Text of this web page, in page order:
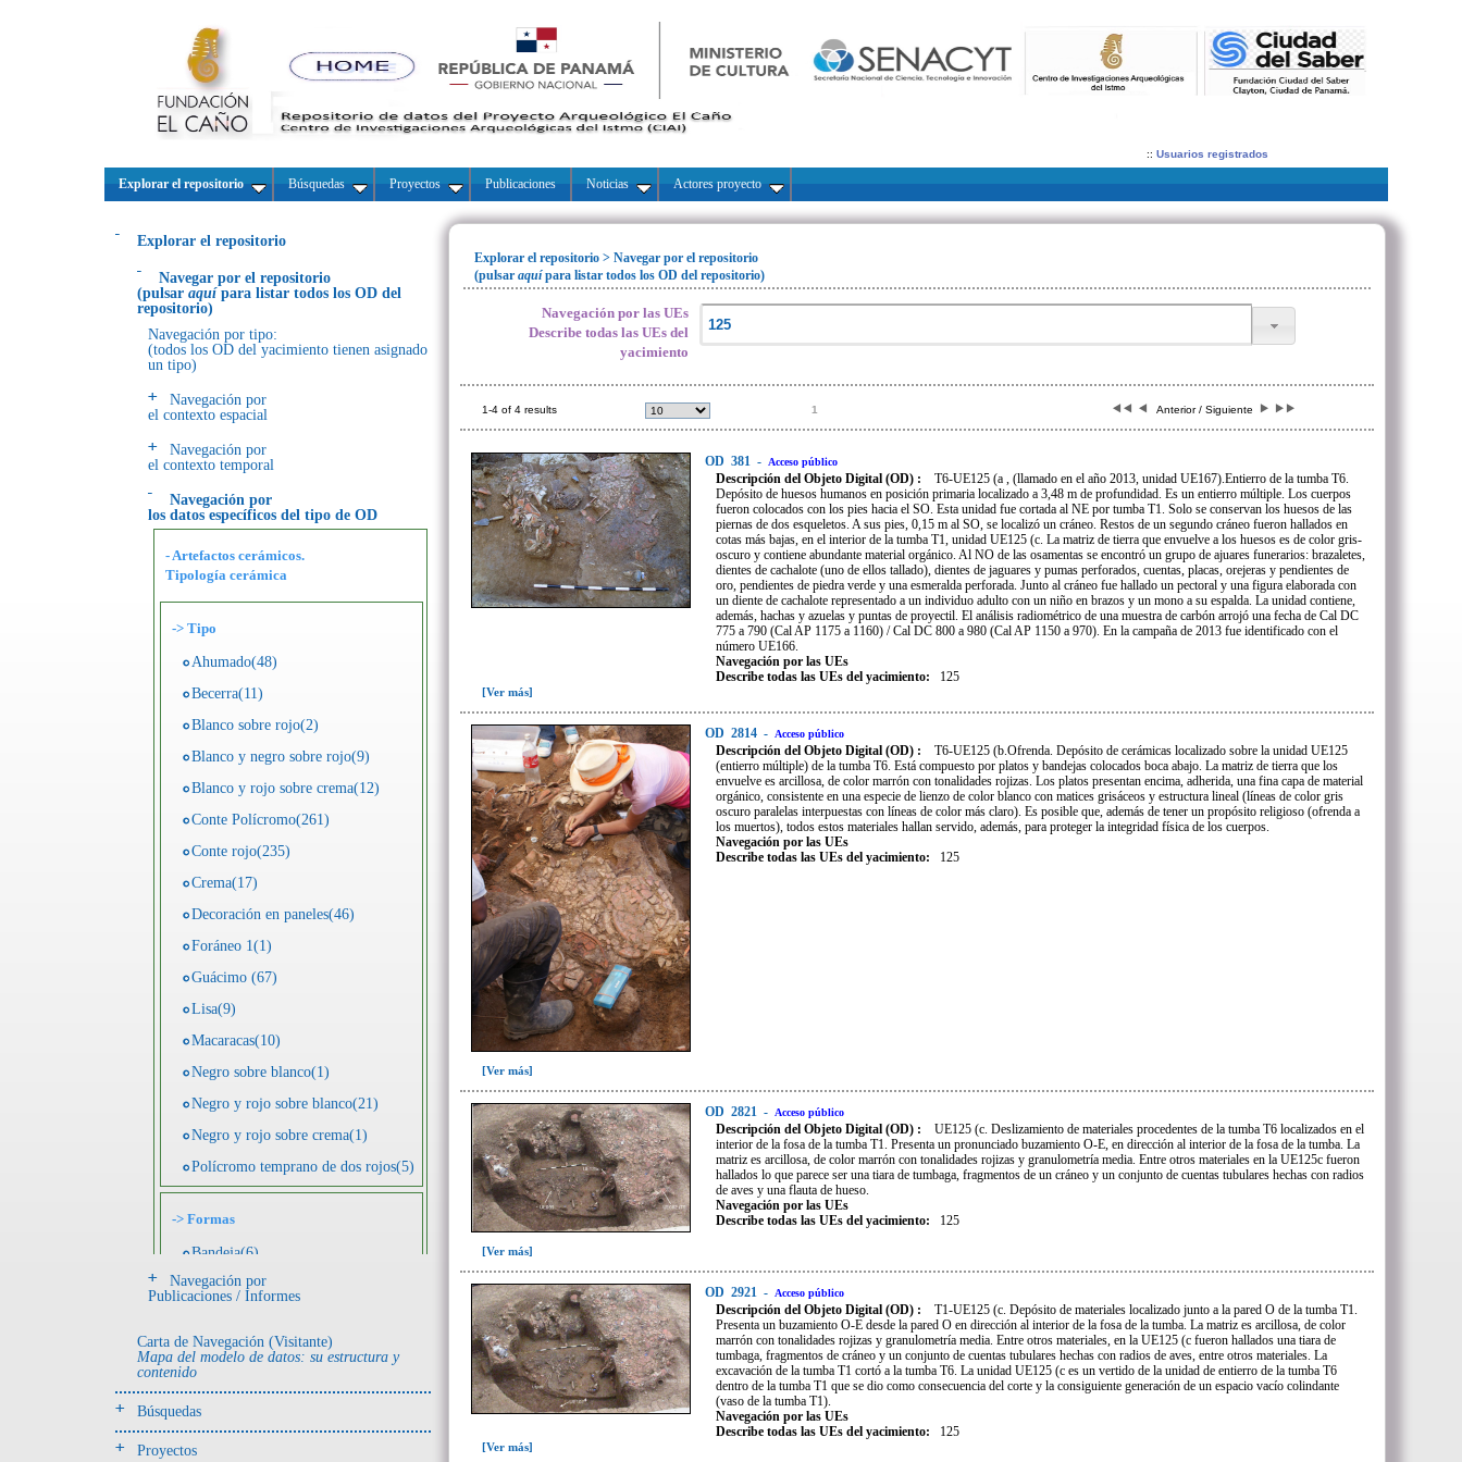
:: Usuarios registrados
Explorar el repositorio Búsquedas Proyectos Publicaciones Noticias Actores proyecto
Explorar el repositorio
Navegar por el repositorio
(pulsar aquí para listar todos los OD del
repositorio)
Navegación por tipo:
(todos los OD del yacimiento tienen asignado
un tipo)
Navegación por
el contexto espacial
Navegación por
el contexto temporal
Navegación por
los datos específicos del tipo de OD
- Artefactos cerámicos.
Tipología cerámica
-> Tipo
Ahumado(48)
Becerra(11)
Blanco sobre rojo(2)
Blanco y negro sobre rojo(9)
Blanco y rojo sobre crema(12)
Conte Polícromo(261)
Conte rojo(235)
Crema(17)
Decoración en paneles(46)
Foráneo 1(1)
Guácimo (67)
Lisa(9)
Macaracas(10)
Negro sobre blanco(1)
Negro y rojo sobre blanco(21)
Negro y rojo sobre crema(1)
Polícromo temprano de dos rojos(5)
-> Formas
Bandeja(6)
Botella(4)
Efigie antropomorfa(24)
Efigie híbrida(2)
Efigie zoomorfa(56)
Navegación por
Publicaciones / Informes
Carta de Navegación (Visitante)
Mapa del modelo de datos: su estructura y
contenido
Búsquedas
Proyectos
Explorar el repositorio > Navegar por el repositorio
(pulsar aquípara listar todos los OD del repositorio)
Navegación por las UEs
Describe todas las UEs del
yacimiento
1-4 of 4 results 1 Anterior / Siguiente
OD 381 - Acceso público
Descripción del Objeto Digital (OD) :
T6-UE125 (a , (llamado en el año 2013, unidad UE167).Entierro de la tumba T6.
Depósito de huesos humanos en posición primaria localizado a 3,48 m de profundidad. Es un entierro múltiple. Los cuerpos
fueron colocados con los pies hacia el SO. Esta unidad fue cortada al NE por tumba T1. Solo se conservan los huesos de las
piernas de dos esqueletos. A sus pies, 0,15 m al SO, se localizó un cráneo. Restos de un segundo cráneo fueron hallados en
cotas más bajas, en el interior de la tumba T1, unidad UE125 (c. La matriz de tierra que envuelve a los huesos es de color gris-
oscuro y contiene abundante material orgánico. Al NO de las osamentas se encontró un grupo de ajuares funerarios: brazaletes,
dientes de cachalote (uno de ellos tallado), dientes de jaguares y pumas perforados, cuentas, placas, orejeras y pendientes de
oro, pendientes de piedra verde y una esmeralda perforada. Junto al cráneo fue hallado un pectoral y una figura elaborada con
un diente de cachalote representado a un individuo adulto con un niño en brazos y un mono a su espalda. La unidad contiene,
además, hachas y azuelas y puntas de proyectil. El análisis radiométrico de una muestra de carbón arrojó una fecha de Cal DC
775 a 790 (Cal AP 1175 a 1160) / Cal DC 800 a 980 (Cal AP 1150 a 970). En la campaña de 2013 fue identificado con el
número UE166.
Navegación por las UEs
Describe todas las UEs del yacimiento:
125
[Ver más]
OD 2814 - Acceso público
Descripción del Objeto Digital (OD) :
T6-UE125 (b.Ofrenda. Depósito de cerámicas localizado sobre la unidad UE125
(entierro múltiple) de la tumba T6. Está compuesto por platos y bandejas colocados boca abajo. La matriz de tierra que los
envuelve es arcillosa, de color marrón con tonalidades rojizas. Los platos presentan encima, adherida, una fina capa de material
orgánico, consistente en una especie de lienzo de color blanco con matices grisáceos y estructura lineal (líneas de color gris
oscuro paralelas interpuestas con líneas de color más claro). Es posible que, además de tener un propósito religioso (ofrenda a
los muertos), todos estos materiales hallan servido, además, para proteger la integridad física de los cuerpos.
Navegación por las UEs
Describe todas las UEs del yacimiento:
125
[Ver más]
OD 2821 - Acceso público
Descripción del Objeto Digital (OD) :
UE125 (c. Deslizamiento de materiales procedentes de la tumba T6 localizados en el
interior de la fosa de la tumba T1. Presenta un pronunciado buzamiento O-E, en dirección al interior de la fosa de la tumba. La
matriz es arcillosa, de color marrón con tonalidades rojizas y granulometría media. Entre otros materiales en la UE125c fueron
hallados lo que parece ser una tiara de tumbaga, fragmentos de un cráneo y un conjunto de cuentas tubulares hechas con radios
de aves y una flauta de hueso.
Navegación por las UEs
Describe todas las UEs del yacimiento:
125
[Ver más]
OD 2921 - Acceso público
Descripción del Objeto Digital (OD) :
T1-UE125 (c. Depósito de materiales localizado junto a la pared O de la tumba T1.
Presenta un buzamiento O-E desde la pared O en dirección al interior de la fosa de la tumba. La matriz es arcillosa, de color
marrón con tonalidades rojizas y granulometría media. Entre otros materiales, en la UE125 (c fueron hallados una tiara de
tumbaga, fragmentos de cráneo y un conjunto de cuentas tubulares hechas con radios de aves, entre otros materiales. La
excavación de la tumba T1 cortó a la tumba T6. La unidad UE125 (c es un vertido de la unidad de entierro de la tumba T6
dentro de la tumba T1 que se dio como consecuencia del corte y la consiguiente generación de un espacio vacío colindante
(vaso de la tumba T1).
Navegación por las UEs
Describe todas las UEs del yacimiento:
125
[Ver más]